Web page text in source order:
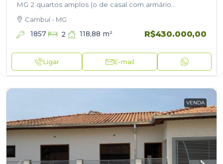
MG 2 quartos amplos (o de casal com armário
Cozinha…
Cambuí - MG
1857 2 118,88 m² R$430.000,00
Ligar E-mail
VENDA